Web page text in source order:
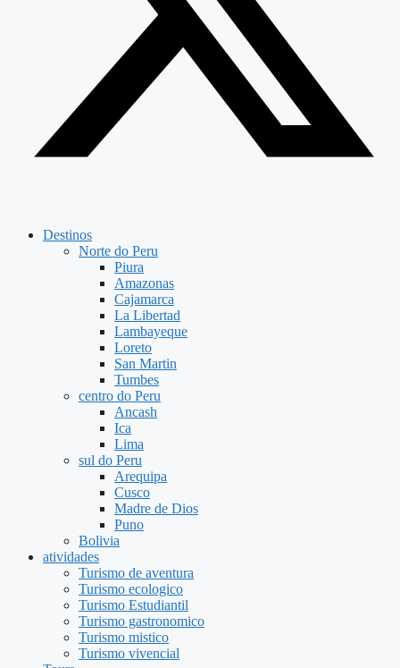
Destinos
Norte do Peru
Piura
Amazonas
Cajamarca
La Libertad
Lambayeque
Loreto
San Martin
Tumbes
centro do Peru
Ancash
Ica
Lima
sul do Peru
Arequipa
Cusco
Madre de Dios
Puno
Bolivia
atividades
Turismo de aventura
Turismo ecologico
Turismo Estudiantil
Turismo gastronomico
Turismo mistico
Turismo vivencial